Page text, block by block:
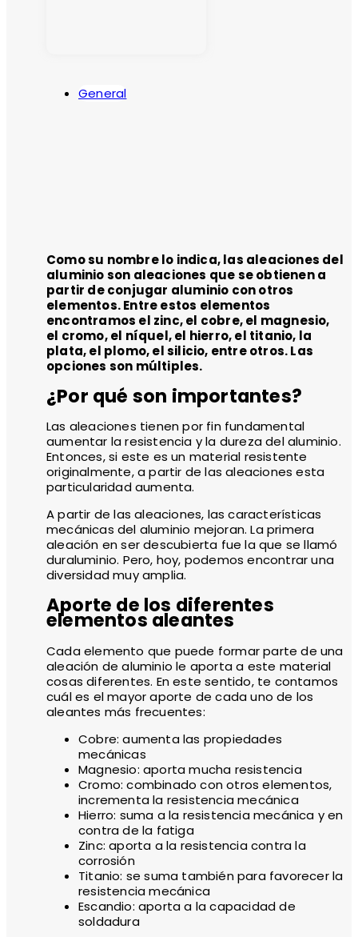
General
Como su nombre lo indica, las aleaciones del
aluminio son aleaciones que se obtienen a
partir de conjugar aluminio con otros
elementos. Entre estos elementos
encontramos el zinc, el cobre, el magnesio,
el cromo, el níquel, el hierro, el titanio, la
plata, el plomo, el silicio, entre otros. Las
opciones son múltiples.
¿Por qué son importantes?
Las aleaciones tienen por fin fundamental
aumentar la resistencia y la dureza del aluminio.
Entonces, si este es un material resistente
originalmente, a partir de las aleaciones esta
particularidad aumenta.
A partir de las aleaciones, las características
mecánicas del aluminio mejoran. La primera
aleación en ser descubierta fue la que se llamó
duraluminio. Pero, hoy, podemos encontrar una
diversidad muy amplia.
Aporte de los diferentes
elementos aleantes
Cada elemento que puede formar parte de una
aleación de aluminio le aporta a este material
cosas diferentes. En este sentido, te contamos
cuál es el mayor aporte de cada uno de los
aleantes más frecuentes:
Cobre: aumenta las propiedades
mecánicas
Magnesio: aporta mucha resistencia
Cromo: combinado con otros elementos,
incrementa la resistencia mecánica
Hierro: suma a la resistencia mecánica y en
contra de la fatiga
Zinc: aporta a la resistencia contra la
corrosión
Titanio: se suma también para favorecer la
resistencia mecánica
Escandio: aporta a la capacidad de
soldadura